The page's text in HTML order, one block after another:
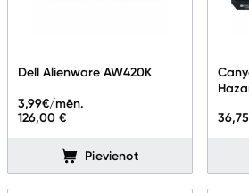
Dell Alienware AW420K
126,00 €
3,99€/mēn.
Pievienot